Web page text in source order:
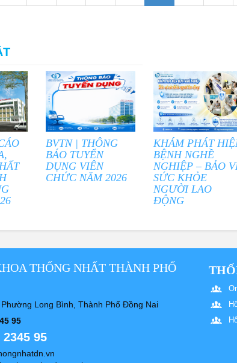
BVTN | THÔNG
BÁO TUYỂN
DỤNG VIÊN
CHỨC NĂM 2026
KHÁM PHÁT
BỆNH NGHỀ
NGHIỆP – BẢO
SỨC KHỎE
NGƯỜI LAO
ĐỘNG
THỐNG NHẤT THÀNH PHỐ
Long Bình, Thành Phố Đồng Nai
95
2345 95